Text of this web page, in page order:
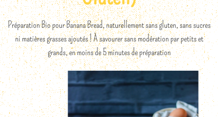
Préparation Bio pour Banana Bread, naturellement sans gluten, sans sucres
ni matières grasses ajoutés ! À savourer sans modération par petits et
grands, en moins de 5 minutes de préparation